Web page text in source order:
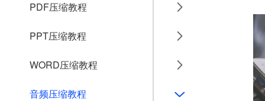
PDF压缩教程
PPT压缩教程
WORD压缩教程
音频压缩教程